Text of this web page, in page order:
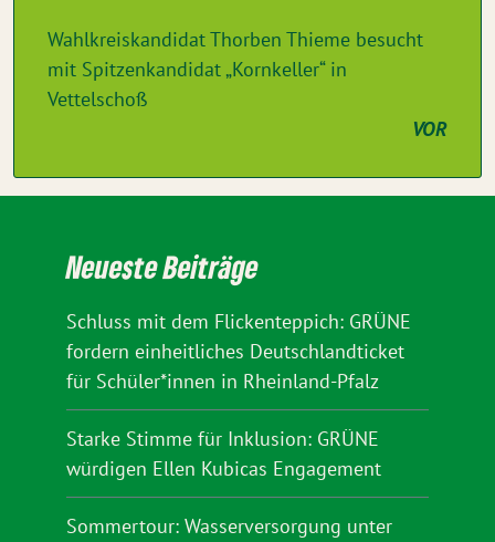
Wahlkreiskandidat Thorben Thieme besucht
mit Spitzenkandidat „Kornkeller“ in
Vettelschoß
VOR
Neueste Beiträge
Schluss mit dem Flickenteppich: GRÜNE
fordern einheitliches Deutschlandticket
für Schüler*innen in Rheinland-Pfalz
Starke Stimme für Inklusion: GRÜNE
würdigen Ellen Kubicas Engagement
Sommertour: Wasserversorgung unter